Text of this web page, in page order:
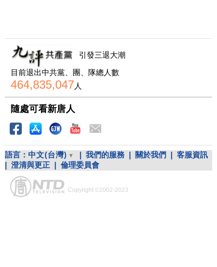
引發三退大潮
目前退出中共黨、團、隊總人數
464,835,047人
隨處可看新唐人
語言： 中文(台灣) 我們的服務 關於我們
客服資訊
澄清與更正 倫理委員會
Copyright ©2002-2023